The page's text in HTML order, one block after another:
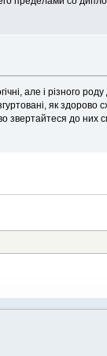
але і різного роду
як здорово
звертайтеся до них